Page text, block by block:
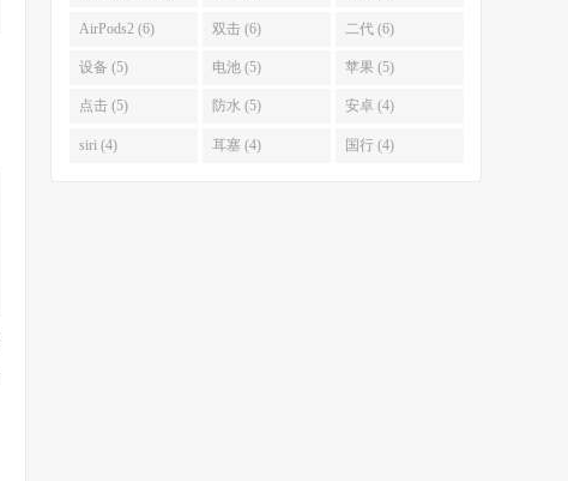
AirPods2 (6) 双击 (6) 二代 (6)
设备 (5) 电池 (5) 苹果 (5)
点击 (5) 防水 (5) 安卓 (4)
siri (4) 耳塞 (4) 国行 (4)